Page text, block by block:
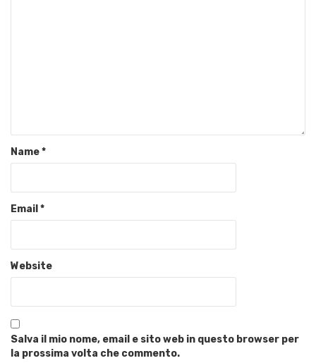
Name*
Email *
Website
Salva il mio nome, email e sito web in questo browser per
la prossima volta che commento.